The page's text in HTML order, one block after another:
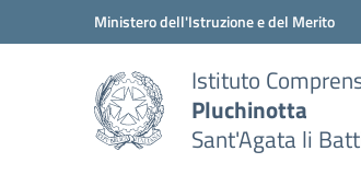
Vai ai contenuti
Vai al menu di navigazioneMinistero dell'Istruzione e del Merito
Istituto
Pluchinotta
Sant'Agata li